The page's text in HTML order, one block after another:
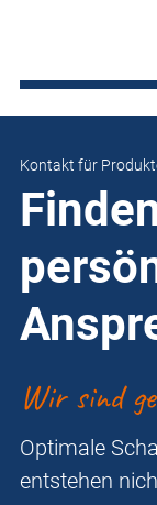
Kontakt für
Wir sind
Optimale
entstehen